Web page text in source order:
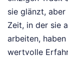
sie glänzt,
Zeit, in der sie
arbeiten,
wertvolle